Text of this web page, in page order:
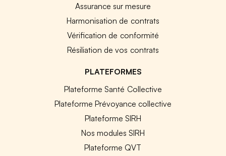
Assurance sur mesure
Harmonisation de contrats
Vérification de conformité
Résiliation de vos contrats
PLATEFORMES
Plateforme Santé Collective
Plateforme Prévoyance collective
Plateforme SIRH
Nos modules SIRH
Plateforme QVT